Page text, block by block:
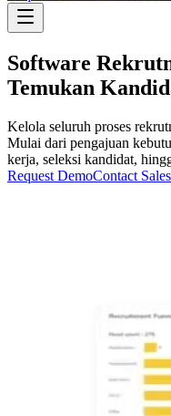
Software
Temukan
Kelola seluruh proses
Mulai dari pengajuan
kerja, seleksi kandidat,
Request DemoContact Sales